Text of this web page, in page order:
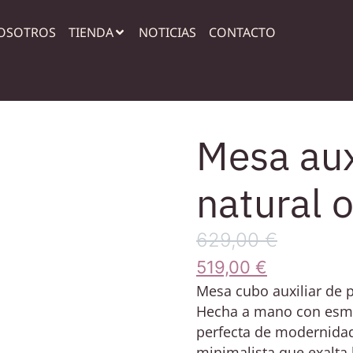
TIENDA NOTICIAS CONTACTO
Mesa
natural
629,00€
519,00 €
Mesa cubo auxiliar de
Hecha a mano con
perfecta de